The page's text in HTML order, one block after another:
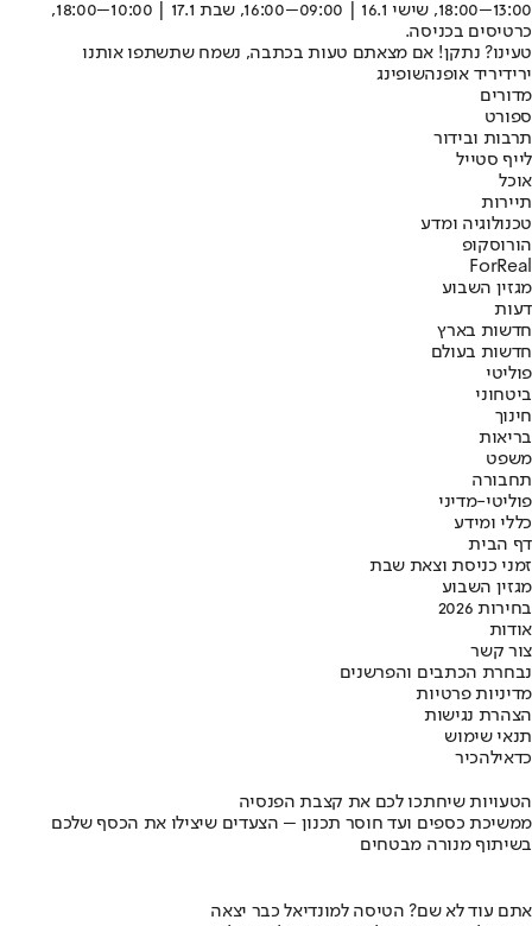
13:00–18:00, שישי 16.1 | 09:00–16:00, שבת 17.1 | 10:00–18:00,
כרטיסים בכניסה.
טעינו? נתקן! אם מצאתם טעות בכתבה, נשמח שתשתפו אותנו
ירידיריד אופנהשופינג
מדורים
ספורט
תרבות ובידור
לייף סטייל
אוכל
תיירות
טכנולוגיה ומדע
הורוסקופ
ForReal
מגזין השבוע
דעות
חדשות בארץ
חדשות בעולם
פוליטי
ביטחוני
חינוך
בריאות
משפט
תחבורה
פוליטי-מדיני
כללי ומידע
דף הבית
זמני כניסת וצאת שבת
מגזין השבוע
בחירות 2026
אודות
צור קשר
נבחרת הכתבים והפרשנים
מדיניות פרטיות
הצהרת נגישות
תנאי שימוש
כדאילהכיר
הטעויות שיחתכו לכם את קצבת הפנסיה
ממשיכת כספים ועד חוסר תכנון – הצעדים שיצילו את הכסף שלכם
בשיתוף מנורה מבטחים
אתם עוד לא שם? הטיסה למונדיאל כבר יצאה